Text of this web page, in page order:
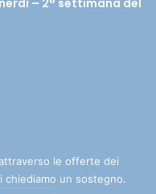
– 2° settimana del
le offerte dei
un sostegno.